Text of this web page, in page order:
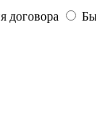
договора